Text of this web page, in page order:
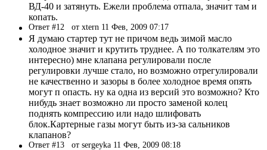
ВД-40 и затянуть. Ежели проблема отпала, значит там и
копать.
Ответ #12 от xtern 11 Фев, 2009 07:17
Я думаю стартер тут не причом ведь зимой масло
холодное значит и крутить труднее. А по толкателям это
интересно) мне клапана регулировали после
регулировки лучше стало, но возможно отрегулировали
не качественно и зазоры в более холодное время опять
могут п опасть. ну ка одна из версий это возможно? Кто
нибудь знает возможно ли просто заменой колец
поднять компрессию или надо шлифовать
блок.Картерные газы могут быть из-за сальников
клапанов?
Ответ #13 от sergeyka 11 Фев, 2009 08:18